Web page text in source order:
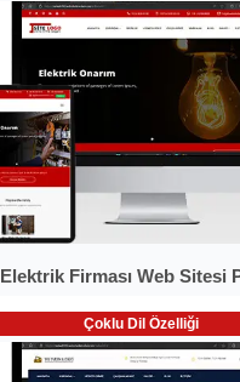
Elektrik Firması Web Sitesi
Çoklu Dil Özelliği